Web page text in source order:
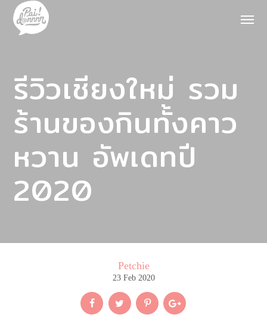
รีวิวเชียงใหม่ รวม
ร้านของกินทั้งคาว
หวาน อัพเดทปี
2020
Petchie
23 Feb 2020